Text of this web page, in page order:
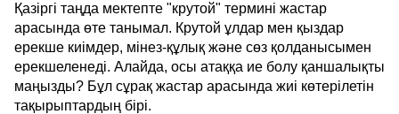
Қазіргі таңда мектепте "крутой" термині жастар
арасында өте танымал. Крутой ұлдар мен қыздар
ерекше киімдер, мінез-құлық және сөз қолданысымен
ерекшеленеді. Алайда, осы атаққа ие болу қаншалықты
маңызды? Бұл сұрақ жастар арасында жиі көтерілетін
тақырыптардың бірі.